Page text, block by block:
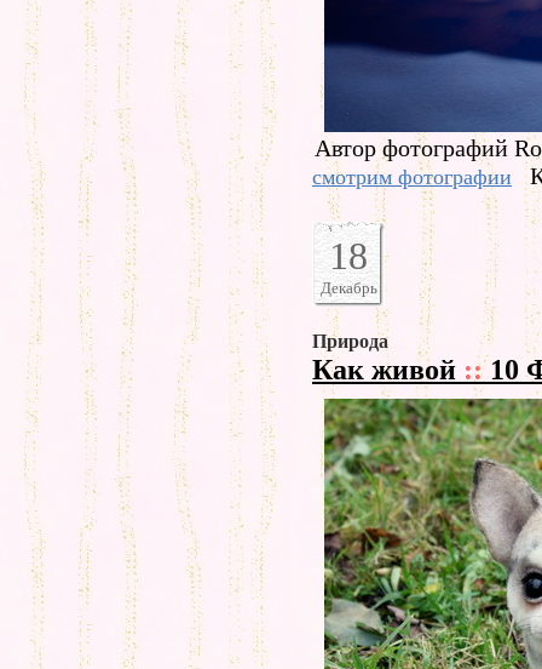
Автор фотографий
смотрим фотографии
18
Декабрь
Природа
Как живой ::10